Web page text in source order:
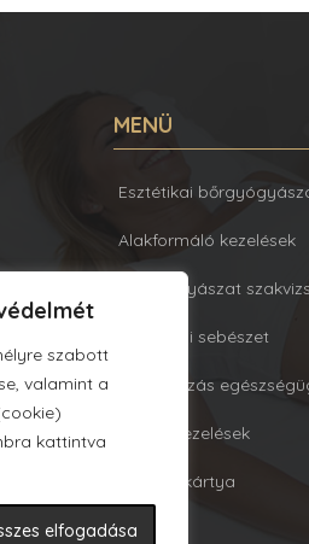
szabott
valamint a
kattintva
elfogadása
MENÜ
Esztétikai
Alakformáló kezelések
Bőrgyógyászat
Plasztikai sebészet
Foglalkozás
Egyéb kezelések
Ajándékkártya